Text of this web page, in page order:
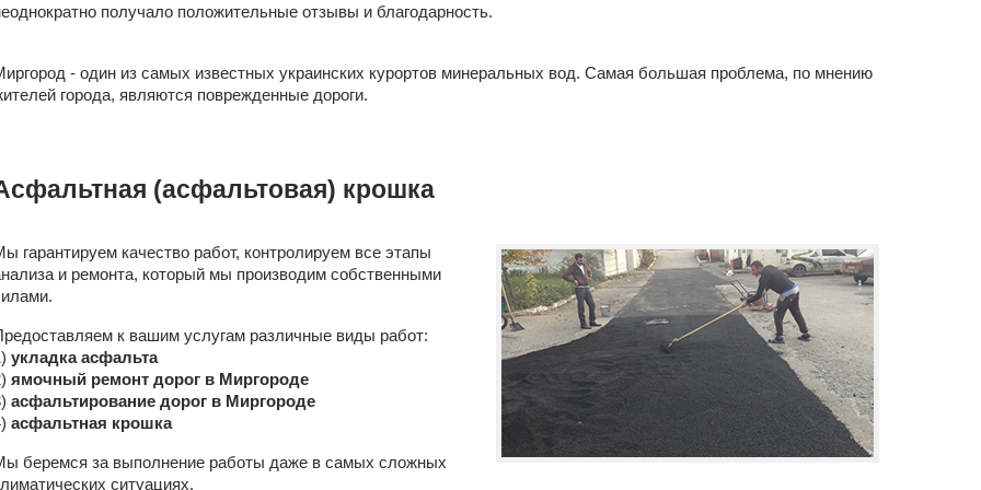
получало положительные отзывы и благодарность.
- один из самых известных украинских курортов минеральных вод. Самая большая проблема, по мнению
города, являются поврежденные дороги.
(асфальтовая) крошка
гарантируем качество работ, контролируем все этапы
и ремонта, который мы производим собственными
к вашим услугам различные виды работ:
укладка асфальта
ямочный ремонт дорог в Миргороде
асфальтирование дорог в Миргороде
асфальтная крошка
беремся за выполнение работы даже в самых сложных
ситуациях.